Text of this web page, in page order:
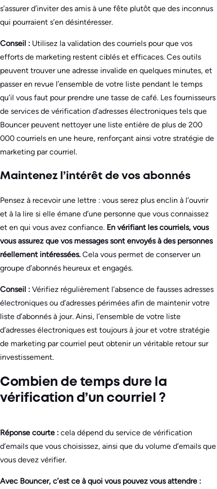
s’assurer d’inviter des amis à une fête plutôt que des inconnus
qui pourraient s’en désintéresser.
Conseil : Utilisez la validation des courriels pour que vos
efforts de marketing restent ciblés et efficaces. Ces outils
peuvent trouver une adresse invalide en quelques minutes, et
passer en revue l’ensemble de votre liste pendant le temps
qu’il vous faut pour prendre une tasse de café. Les fournisseurs
de services de vérification d’adresses électroniques tels que
Bouncer peuvent nettoyer une liste entière de plus de 200
000 courriels en une heure, renforçant ainsi votre stratégie de
marketing par courriel.
Maintenez l’intérêt de vos abonnés
Pensez à recevoir une lettre : vous serez plus enclin à l’ouvrir
et à la lire si elle émane d’une personne que vous connaissez
et en qui vous avez confiance. En vérifiant les courriels, vous
vous assurez que vos messages sont envoyés à des personnes
réellement intéressées. Cela vous permet de conserver un
groupe d’abonnés heureux et engagés.
Conseil : Vérifiez régulièrement l’absence de fausses adresses
électroniques ou d’adresses périmées afin de maintenir votre
liste d’abonnés à jour. Ainsi, l’ensemble de votre liste
d’adresses électroniques est toujours à jour et votre stratégie
de marketing par courriel peut obtenir un véritable retour sur
investissement.
Combien de temps dure la
vérification d’un courriel ?
Réponse courte : cela dépend du service de vérification
d’emails que vous choisissez, ainsi que du volume d’emails que
vous devez vérifier.
Avec Bouncer, c’est ce à quoi vous pouvez vous attendre :